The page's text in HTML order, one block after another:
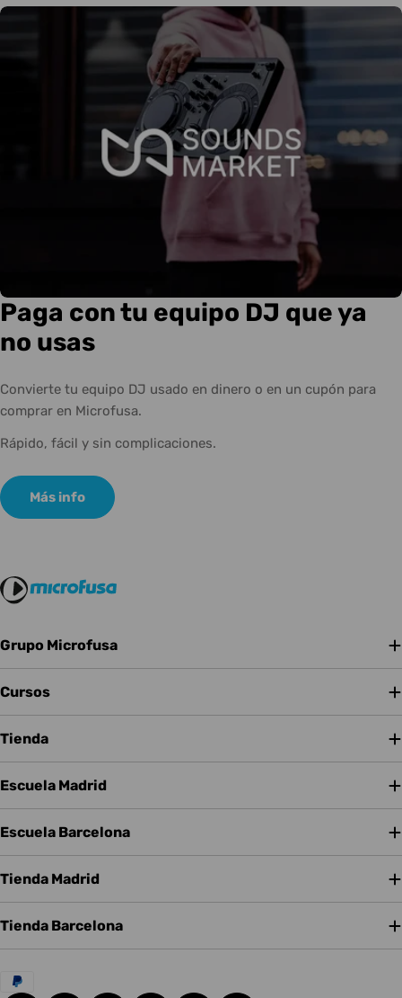
Paga con tu equipo DJ que ya
no usas
Convierte tu equipo DJ usado en dinero o en un cupón para
comprar en Microfusa.
Rápido, fácil y sin complicaciones.
Más info
Grupo Microfusa
Cursos
Tienda
Escuela Madrid
Escuela Barcelona
Tienda Madrid
Tienda Barcelona
Métodos